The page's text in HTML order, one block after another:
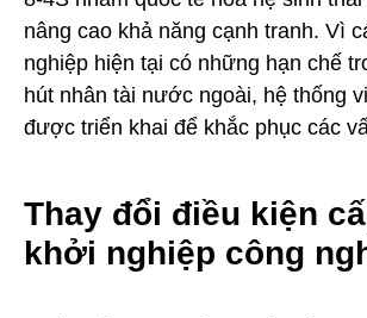
nâng cao khả năng cạnh tranh. Vì
nghiệp hiện tại có những hạn chế
hút nhân tài nước ngoài, hệ thống
được triển khai để khắc phục các
Thay đổi điều kiện
khởi nghiệp công